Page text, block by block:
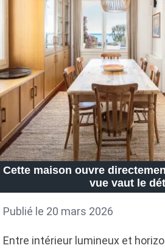
Cette maison ouvre
vue vaut le
Publié le 20 mars 2026
Entre intérieur lumineux et